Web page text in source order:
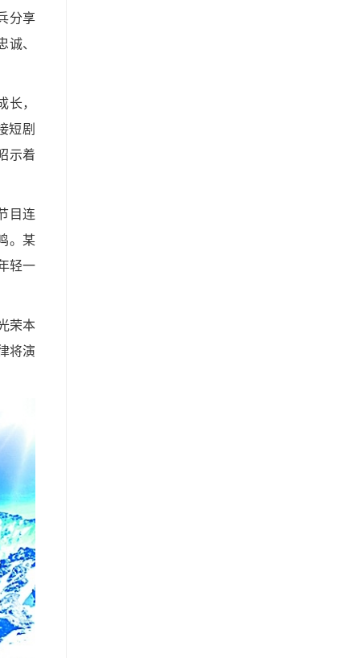
分享
、
长，
短剧
示着
目连
。某
轻一
荣本
将演